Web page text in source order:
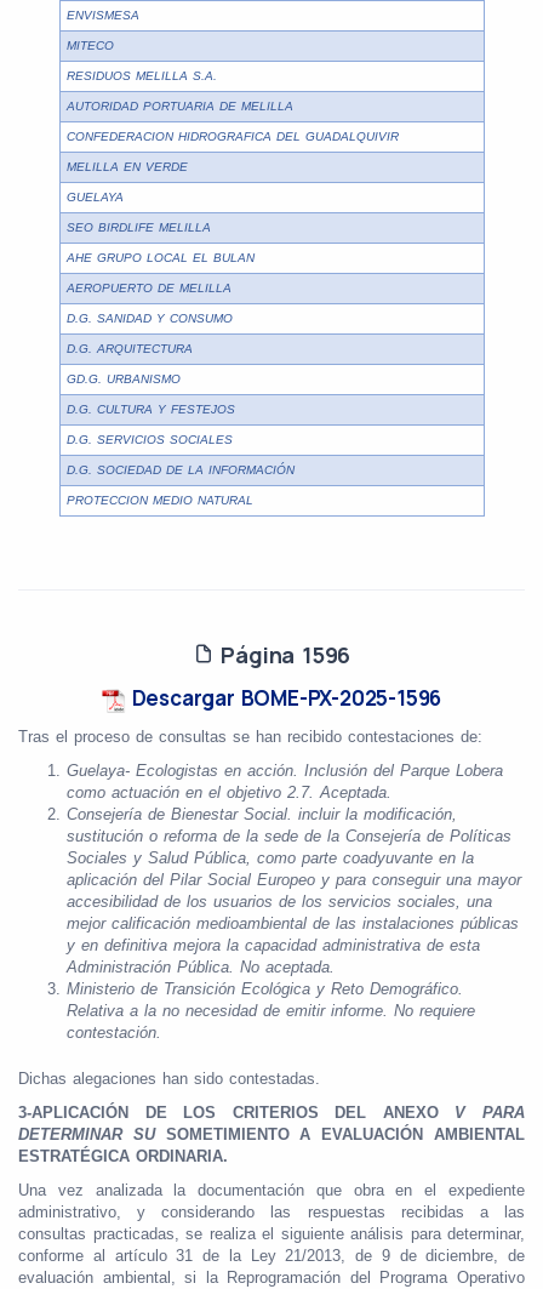
ENVISMESA
MITECO
RESIDUOS MELILLA S.A.
AUTORIDAD PORTUARIA DE MELILLA
CONFEDERACION HIDROGRAFICA DEL GUADALQUIVIR
MELILLA EN VERDE
GUELAYA
SEO BIRDLIFE MELILLA
AHE GRUPO LOCAL EL BULAN
AEROPUERTO DE MELILLA
D.G. SANIDAD Y CONSUMO
D.G. ARQUITECTURA
GD.G. URBANISMO
D.G. CULTURA Y FESTEJOS
D.G. SERVICIOS SOCIALES
D.G. SOCIEDAD DE LA INFORMACIÓN
PROTECCION MEDIO NATURAL
Página 1596
Descargar BOME-PX-2025-1596
Tras el proceso de consultas se han recibido contestaciones de:
Guelaya- Ecologistas en acción. Inclusión del Parque Lobera
como actuación en el objetivo 2.7. Aceptada.
Consejería de Bienestar Social. incluir la modificación,
sustitución o reforma de la sede de la Consejería de Políticas
Sociales y Salud Pública, como parte coadyuvante en la
aplicación del Pilar Social Europeo y para conseguir una mayor
accesibilidad de los usuarios de los servicios sociales, una
mejor calificación medioambiental de las instalaciones públicas
y en definitiva mejora la capacidad administrativa de esta
Administración Pública. No aceptada.
Ministerio de Transición Ecológica y Reto Demográfico.
Relativa a la no necesidad de emitir informe. No requiere
contestación.
Dichas alegaciones han sido contestadas.
3-APLICACIÓN DE LOS CRITERIOS DEL ANEXO V PARA
DETERMINAR SUSOMETIMIENTO A EVALUACIÓN AMBIENTAL
ESTRATÉGICA ORDINARIA.
Una vez analizada la documentación que obra en el expediente
administrativo, y considerando las respuestas recibidas a las
consultas practicadas, se realiza el siguiente análisis para determinar,
conforme al artículo 31 de la Ley 21/2013, de 9 de diciembre, de
evaluación ambiental, si la Reprogramación del Programa Operativo